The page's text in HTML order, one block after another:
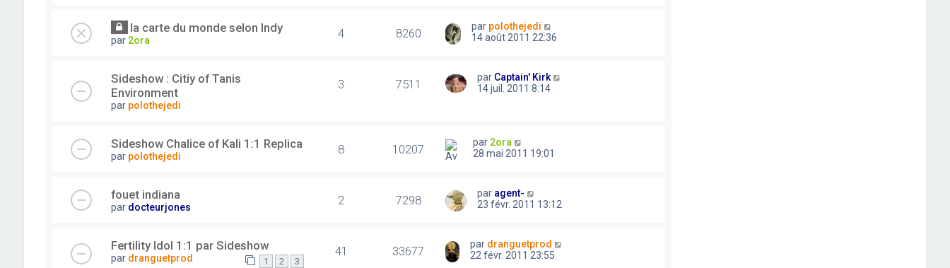
la carte du monde selon Indy
par 2ora 4 8260 par polothejedi
14 août 2011 22:36
Sideshow : Citiy of Tanis
Environment
par polothejedi
3 7511 par Captain' Kirk
14 juil. 2011 8:14
Sideshow Chalice of Kali 1:1 Replica
par polothejedi 8 10207 par 2ora
28 mai 2011 19:01
fouet indiana
par docteurjones 2 7298 par agent-
23 févr. 2011 13:12
Fertility Idol 1:1 par Sideshow
par dranguetprod 1 2 3
41 33677 par dranguetprod
22 févr. 2011 23:55